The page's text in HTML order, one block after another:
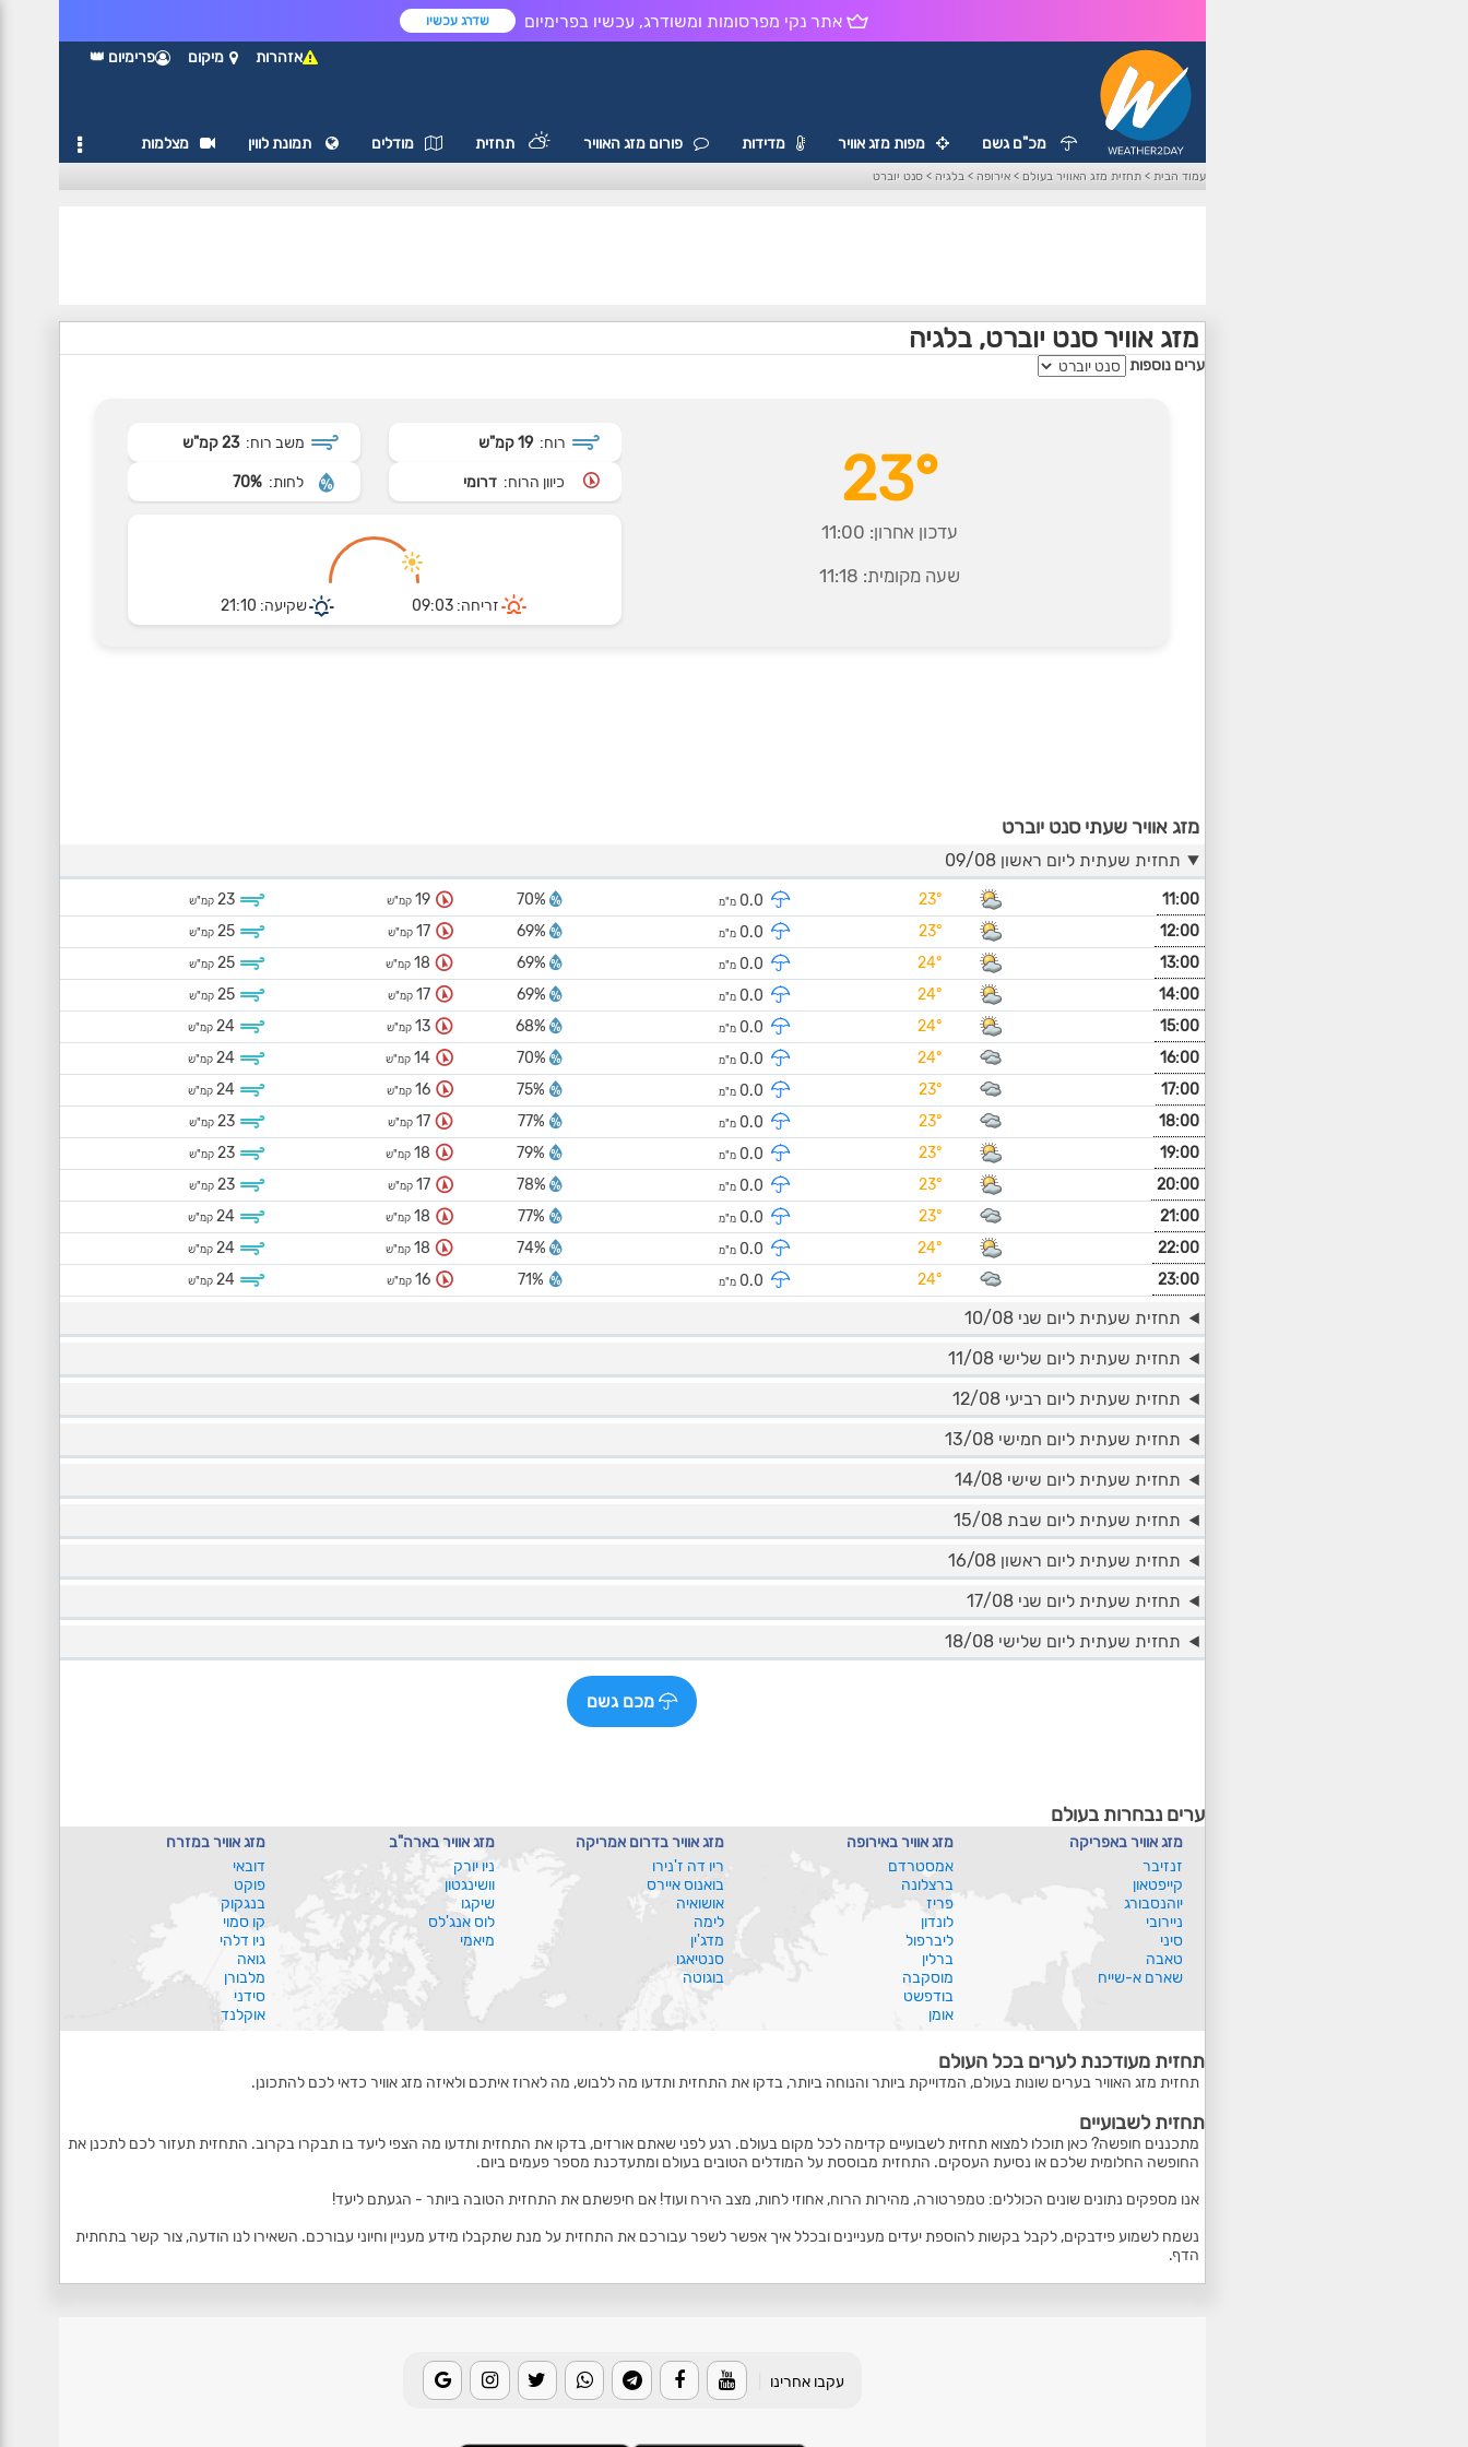
אתר נקי מפרסומות ומשודרג, עכשיו בפרימיום שדרג עכשיו
אזהרות מיקום פרימיום 👑
מכ"ם גשם מפות מזג אוויר מדידות פורום מזג האוויר תחזית מודלים תמונת לווין מצלמות
עמוד הבית >תחזית מזג האוויר בעולם >אירופה >בלגיה >סנט יוברט
מזג אוויר סנט יוברט, בלגיה
ערים נוספות
23°
עדכון אחרון: 11:00
שעה מקומית: 11:18
רוח: 19 קמ"ש משב רוח: 23 קמ"ש
כיוון הרוח: דרומי לחות: 70%
זריחה: 09:03 שקיעה: 21:10
מזג אוויר שעתי סנט יוברט
תחזית שעתית ליום ראשון 09/08
11:00
23° מ"מ 70%
19 קמ"ש 23 קמ"ש
12:00
23° מ"מ 69%
17 קמ"ש 25 קמ"ש
13:00
24° מ"מ 69%
18 קמ"ש 25 קמ"ש
14:00
24° מ"מ 69%
17 קמ"ש 25 קמ"ש
15:00
24° מ"מ 68%
13 קמ"ש 24 קמ"ש
16:00
24° מ"מ 70%
14 קמ"ש 24 קמ"ש
17:00
23° מ"מ 75%
16 קמ"ש 24 קמ"ש
18:00
23° מ"מ 77%
17 קמ"ש 23 קמ"ש
19:00
23° מ"מ 79%
18 קמ"ש 23 קמ"ש
20:00
23° מ"מ 78%
17 קמ"ש 23 קמ"ש
21:00
23° מ"מ 77%
18 קמ"ש 24 קמ"ש
22:00
24° מ"מ 74%
18 קמ"ש 24 קמ"ש
23:00
24° מ"מ 71%
16 קמ"ש 24 קמ"ש
תחזית שעתית ליום שני 10/08
תחזית שעתית ליום שלישי 11/08
תחזית שעתית ליום רביעי 12/08
תחזית שעתית ליום חמישי 13/08
תחזית שעתית ליום שישי 14/08
תחזית שעתית ליום שבת 15/08
תחזית שעתית ליום ראשון 16/08
תחזית שעתית ליום שני 17/08
תחזית שעתית ליום שלישי 18/08
מכם גשם
ערים נבחרות בעולם
מזג אוויר באפריקה
זנזיבר
קייפטאון
יוהנסבורג
ניירובי
סיני
טאבה
שארם א-שייח
מזג אוויר באירופה
אמסטרדם
ברצלונה
פריז
לונדון
ליברפול
ברלין
מוסקבה
בודפשט
אומן
מזג אוויר בדרום אמריקה
ריו דה ז'נירו
בואנוס איירס
אושואיה
לימה
מדג'ין
סנטיאגו
בוגוטה
מזג אוויר בארה"ב
ניו יורק
וושינגטון
שיקגו
לוס אנג'לס
מיאמי
מזג אוויר במזרח
דובאי
פוקט
בנגקוק
קו סמוי
ניו דלהי
גואה
מלבורן
סידני
אוקלנד
תחזית מעודכנת לערים בכל העולם
תחזית מזג האוויר בערים שונות בעולם, המדוייקת ביותר והנוחה ביותר, בדקו את התחזית ותדעו מה ללבוש, מה לארוז איתכם ולאיזה מזג אוויר כדאי לכם להתכונן.
תחזית לשבועיים
מתכננים חופשה? כאן תוכלו למצוא תחזית לשבועיים קדימה לכל מקום בעולם. רגע לפני שאתם אורזים, בדקו את התחזית ותדעו מה הצפי ליעד בו תבקרו בקרוב. התחזית תעזור לכם לתכנן את
החופשה החלומית שלכם או נסיעת העסקים. התחזית מבוססת על המודלים הטובים בעולם ומתעדכנת מספר פעמים ביום.
אנו מספקים נתונים שונים הכוללים: טמפרטורה, מהירות הרוח, אחוזי לחות, מצב הירח ועוד! אם חיפשתם את התחזית הטובה ביותר - הגעתם ליעד!
נשמח לשמוע פידבקים, לקבל בקשות להוספת יעדים מעניינים ובכלל איך אפשר לשפר עבורכם את התחזית על מנת שתקבלו מידע מעניין וחיוני עבורכם. השאירו לנו הודעה, צור קשר בתחתית
הדף.
עקבו אחרינו